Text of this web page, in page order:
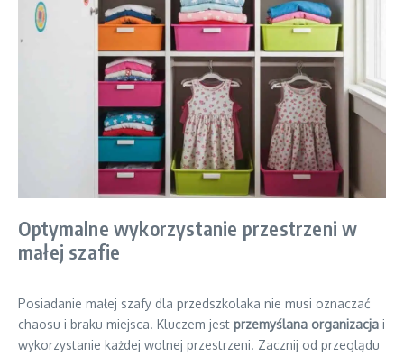
Optymalne wykorzystanie przestrzeni w
małej szafie
Posiadanie małej szafy dla przedszkolaka nie musi oznaczać
chaosu i braku miejsca. Kluczem jest przemyślana organizacja i
wykorzystanie każdej wolnej przestrzeni. Zacznij od przeglądu